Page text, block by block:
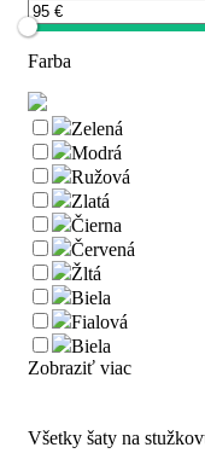
Farba
Zelená
Modrá
Ružová
Zlatá
Čierna
Červená
Žltá
Biela
Fialová
Biela
Zobraziť viac
Všetky šaty na